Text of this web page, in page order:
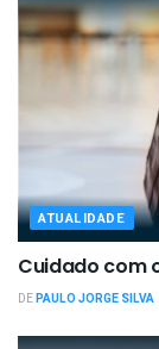
ATUALIDADE
Cuidado com
DEPAULO JORGE SILVA